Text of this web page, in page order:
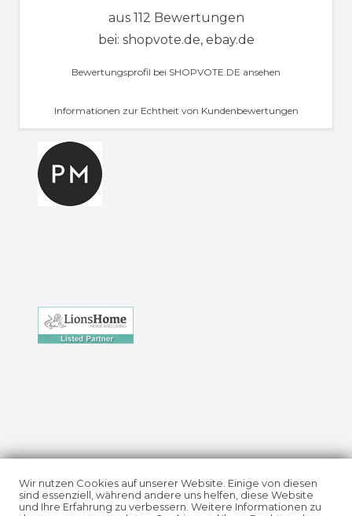
aus 112 Bewertungen
bei: shopvote.de, ebay.de
Bewertungsprofil bei SHOPVOTE.DE ansehen
Informationen zur Echtheit von Kundenbewertungen
Impressum Daten­schutz­erklärung
Wir nutzen Cookies auf unserer Website. Einige von diesen
sind essenziell, während andere uns helfen, diese Website
und Ihre Erfahrung zu verbessern. Weitere Informationen zu